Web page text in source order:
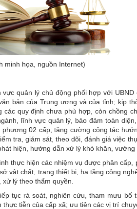
minh họa, nguồn Internet)
quản lý chủ động phối hợp với
bản của Trung ương và của tỉnh; kịp
quy định chưa phù hợp, còn chồng
lĩnh vực quản lý, bảo đảm toàn
02 cấp; tăng cường công tác
tra, giám sát, theo dõi, đánh giá việc
hiện, hướng dẫn xử lý khó khăn, vướng
thực hiện các nhiệm vụ được phân cấp,
vật chất, trang thiết bị, hạ tầng công
lý theo thẩm quyền.
tục rà soát, nghiên cứu, tham mưu bố
tiễn của cấp xã; ưu tiên các vị trí